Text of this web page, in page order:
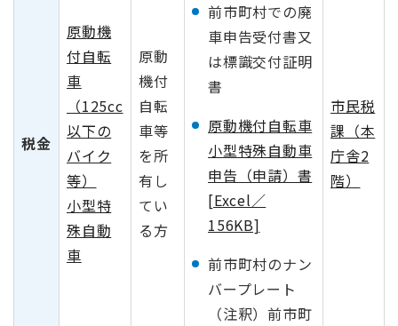
税金
原動機
付自転
車
（125cc
以下の
バイク
等）
小型特
殊自動
車
原動
機付
自転
車等
を所
有し
てい
る方
前市町村での廃
車申告受付書又
は標識交付証明
書
原動機付自転車
小型特殊自動車
申告（申請）書
[Excel／
156KB]
前市町村のナン
バープレート
（注釈）前市町
市民税
課（本
庁舎2
階）